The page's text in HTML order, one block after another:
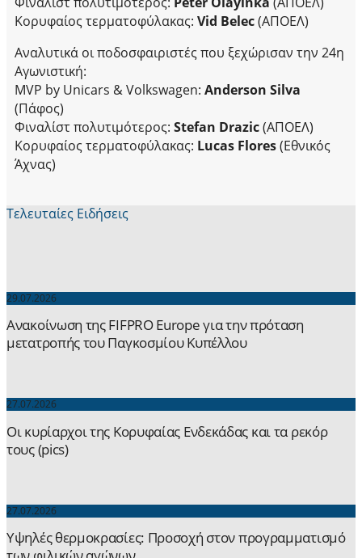
Κορυφαίος τερματοφύλακας: Vid Belec(ΑΠΟΕΛ)
Αναλυτικά οι ποδοσφαιριστές που ξεχώρισαν την 24η
Αγωνιστική:
MVP by Unicars & Volkswagen: Anderson Silva
(Πάφος)
Φιναλίστ πολυτιμότερος: Stefan Drazic(ΑΠΟΕΛ)
Κορυφαίος τερματοφύλακας: Lucas Flores(Εθνικός
Άχνας)
Τελευταίες Ειδήσεις
29.07.2026
Ανακοίνωση της FIFPRO Europe για την πρόταση
μετατροπής του Παγκοσμίου Κυπέλλου
27.07.2026
Οι κυρίαρχοι της Κορυφαίας Ενδεκάδας και τα ρεκόρ
τους (pics)
27.07.2026
Yψηλές θερμοκρασίες: Προσοχή στον προγραμματισμό